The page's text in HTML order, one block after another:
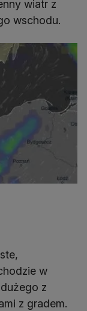
wiatr z
wschodu.
w
z
z gradem.